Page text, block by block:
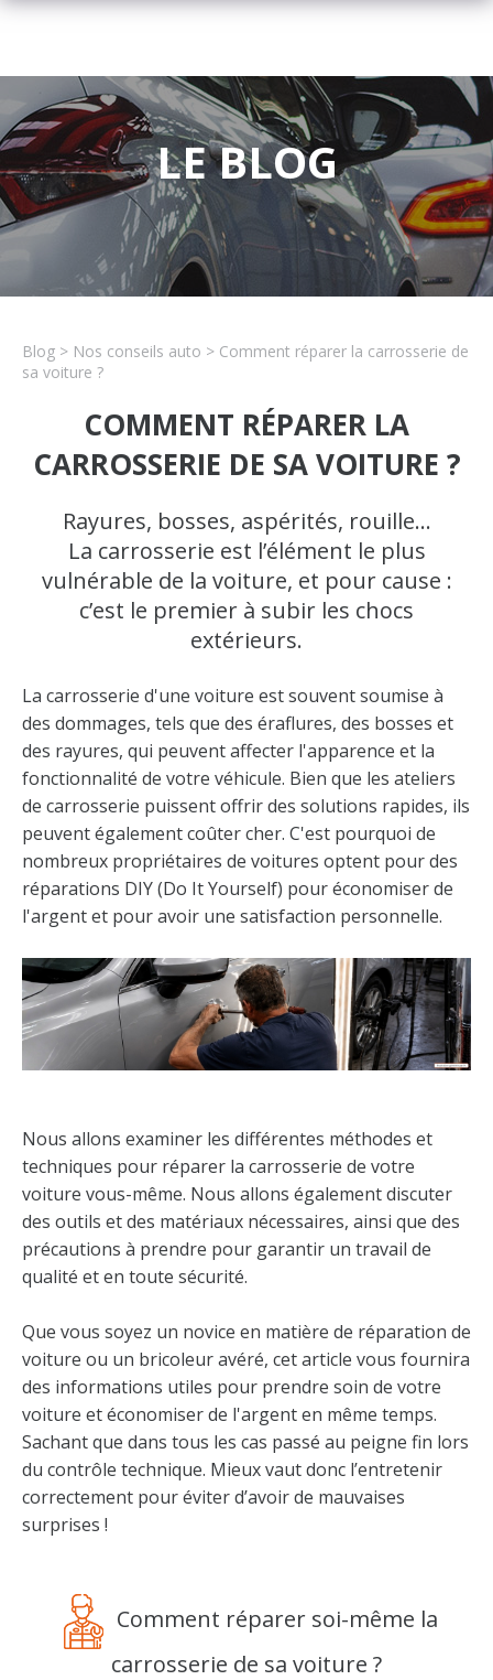
LE BLOG
Blog > Nos conseils auto > Comment réparer la carrosserie de
sa voiture ?
COMMENT RÉPARER LA
CARROSSERIE DE SA VOITURE ?
Rayures, bosses, aspérités, rouille…
La carrosserie est l’élément le plus
vulnérable de la voiture, et pour cause :
c’est le premier à subir les chocs
extérieurs.
La carrosserie d'une voiture est souvent soumise à
des dommages, tels que des éraflures, des bosses et
des rayures, qui peuvent affecter l'apparence et la
fonctionnalité de votre véhicule. Bien que les ateliers
de carrosserie puissent offrir des solutions rapides, ils
peuvent également coûter cher. C'est pourquoi de
nombreux propriétaires de voitures optent pour des
réparations DIY (Do It Yourself) pour économiser de
l'argent et pour avoir une satisfaction personnelle.
Nous allons examiner les différentes méthodes et
techniques pour réparer la carrosserie de votre
voiture vous-même. Nous allons également discuter
des outils et des matériaux nécessaires, ainsi que des
précautions à prendre pour garantir un travail de
qualité et en toute sécurité.
Que vous soyez un novice en matière de réparation de
voiture ou un bricoleur avéré, cet article vous fournira
des informations utiles pour prendre soin de votre
voiture et économiser de l'argent en même temps.
Sachant que dans tous les cas passé au peigne fin lors
du contrôle technique. Mieux vaut donc l’entretenir
correctement pour éviter d’avoir de mauvaises
surprises !
Comment réparer soi-même la
carrosserie de sa voiture ?